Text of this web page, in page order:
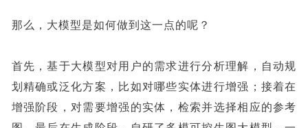
那么，大模型是如何做到这一点的呢？
首先，基于大模型对用户的需求进行分析理解，自动规
划精确或泛化方案，比如对哪些实体进行增强；接着在
增强阶段，对需要增强的实体，检索并选择相应的参考